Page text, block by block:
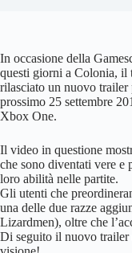
In occasione della
questi giorni a Colonia, il
rilasciato un nuovo
prossimo 25 settembre
Xbox One.
Il video in questione
che sono diventati vere e
loro abilità nelle partite.
Gli utenti che
una delle due razze
Lizardmen), oltre che
Di seguito il nuovo trailer